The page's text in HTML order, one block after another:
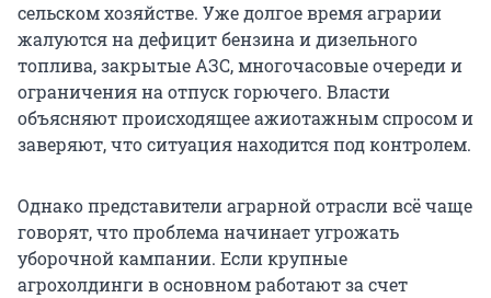
сельском хозяйстве. Уже долгое время аграрии
жалуются на дефицит бензина и дизельного
топлива, закрытые АЗС, многочасовые очереди и
ограничения на отпуск горючего. Власти
объясняют происходящее ажиотажным спросом и
заверяют, что ситуация находится под контролем.
Однако представители аграрной отрасли всё чаще
говорят, что проблема начинает угрожать
уборочной кампании. Если крупные
агрохолдинги в основном работают за счет